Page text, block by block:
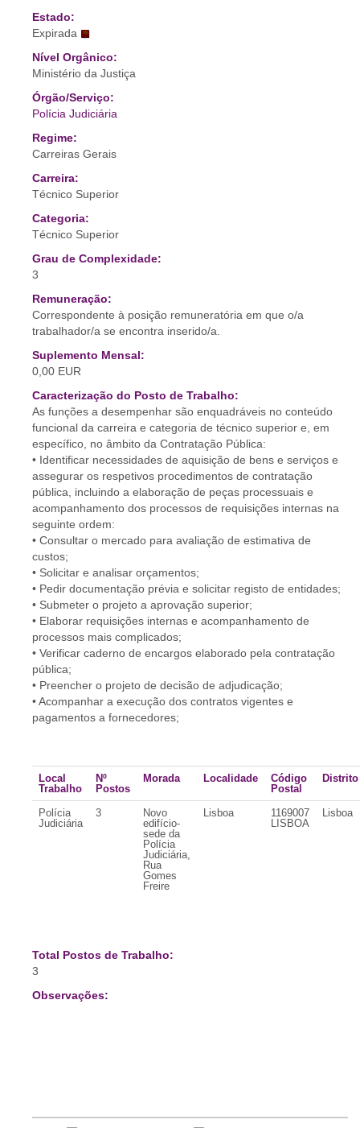
Estado:
Expirada
Nível Orgânico:
Ministério da Justiça
Órgão/Serviço:
Polícia Judiciária
Regime:
Carreiras Gerais
Carreira:
Técnico Superior
Categoria:
Técnico Superior
Grau de Complexidade:
3
Remuneração:
Correspondente à posição remuneratória em que o/a
trabalhador/a se encontra inserido/a.
Suplemento Mensal:
0,00 EUR
Caracterização do Posto de Trabalho:
As funções a desempenhar são enquadráveis no conteúdo
funcional da carreira e categoria de técnico superior e, em
específico, no âmbito da Contratação Pública:
• Identificar necessidades de aquisição de bens e serviços e
assegurar os respetivos procedimentos de contratação
pública, incluindo a elaboração de peças processuais e
acompanhamento dos processos de requisições internas na
seguinte ordem:
• Consultar o mercado para avaliação de estimativa de
custos;
• Solicitar e analisar orçamentos;
• Pedir documentação prévia e solicitar registo de entidades;
• Submeter o projeto a aprovação superior;
• Elaborar requisições internas e acompanhamento de
processos mais complicados;
• Verificar caderno de encargos elaborado pela contratação
pública;
• Preencher o projeto de decisão de adjudicação;
• Acompanhar a execução dos contratos vigentes e
pagamentos a fornecedores;
Local
Trabalho
Nº
Postos
Morada Localidade
Código
Postal
Distrito
Polícia
Judiciária
3
Novo
edifício-
sede da
Polícia
Judiciária,
Rua
Gomes
Freire
Lisboa
1169007
LISBOA
Lisboa
Total Postos de Trabalho:
3
Observações: